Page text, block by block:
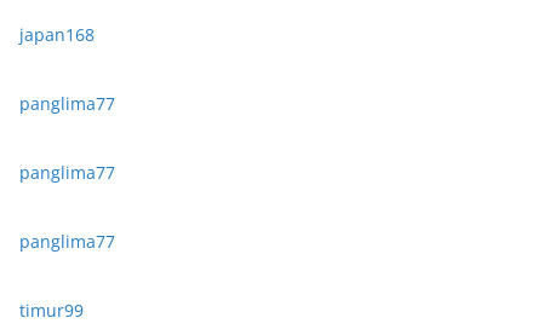
japan168
panglima77
panglima77
panglima77
timur99